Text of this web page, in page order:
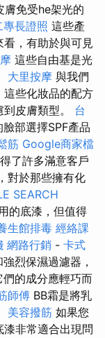
膚免受he架光的
專長證照 這些產
，有助於與可見
這些自由基是光
大里按摩 與我們
這些化妝品的配方
皮膚類型。 台
部選擇SPF產品
筋 Google商家檔
了許多滿意客戶
對於那些擁有化
SEARCH
的底漆，但值得
生館排毒 經絡課
網路行銷 - 卡式
烈保濕過濾器，
們的成分應輕巧而
師傅 BB霜是將乳
美容撥筋 如果您
非常適合出現問